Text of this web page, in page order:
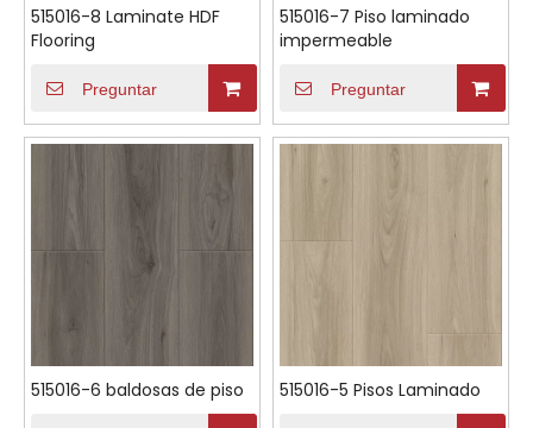
515016-8 Laminate HDF
Flooring
Preguntar
515016-7 Piso laminado
impermeable
Preguntar
515016-6 baldosas de piso 515016-5 Pisos Laminado